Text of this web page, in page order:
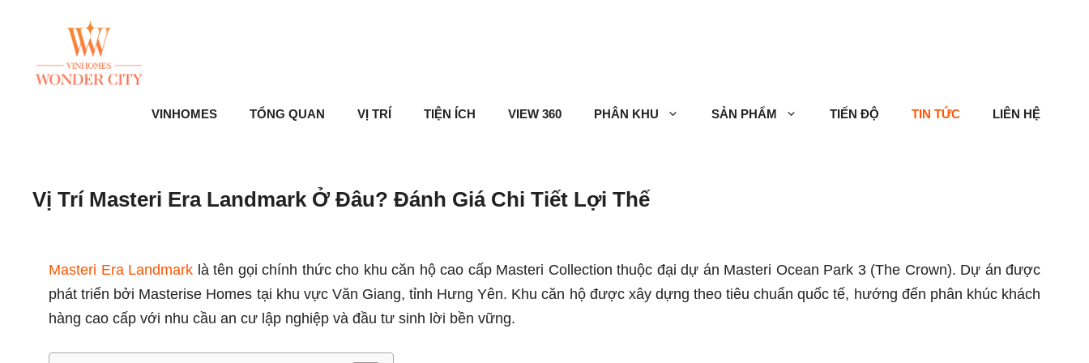
VINHOMES TỔNG QUAN VỊ TRÍ TIỆN ÍCH VIEW 360 PHÂN KHU SẢN PHẨM TIẾN ĐỘ TIN TỨC LIÊN HỆ
Vị Trí Masteri Era Landmark Ở Đâu? Đánh Giá Chi Tiết Lợi Thế
Masteri Era Landmark là tên gọi chính thức cho khu căn hộ cao cấp Masteri Collection thuộc đại dự án Masteri Ocean Park 3 (The Crown). Dự án được
phát triển bởi Masterise Homes tại khu vực Văn Giang, tỉnh Hưng Yên. Khu căn hộ được xây dựng theo tiêu chuẩn quốc tế, hướng đến phân khúc khách
hàng cao cấp với nhu cầu an cư lập nghiệp và đầu tư sinh lời bền vững.